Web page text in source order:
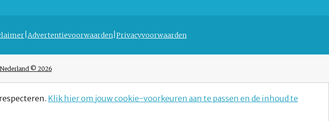
Advertentievoorwaarden Privacyvoorwaarden
© 2026
Klik hier om jouw cookie-voorkeuren aan te passen en de inhoud te